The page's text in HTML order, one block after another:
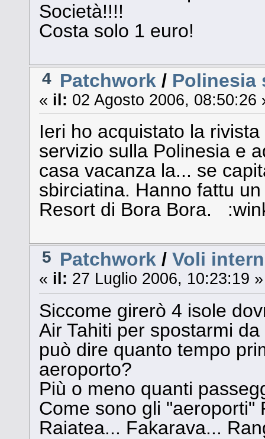
Società!!!!
Costa solo 1 euro!
4 Patchwork / Polinesia
« il: 02 Agosto 2006, 08:50:26
Ieri ho acquistato la
servizio sulla Polinesia e
casa vacanza la... se
sbirciatina. Hanno fattu
Resort di Bora Bora.
5 Patchwork /Voli
« il: 27 Luglio 2006, 10:23:19 »
Siccome girerò 4 isole
Air Tahiti per spostarmi
può dire quanto tempo
aeroporto?
Più o meno quanti
Come sono gli "aeroporti"
Raiatea... Fakarava...